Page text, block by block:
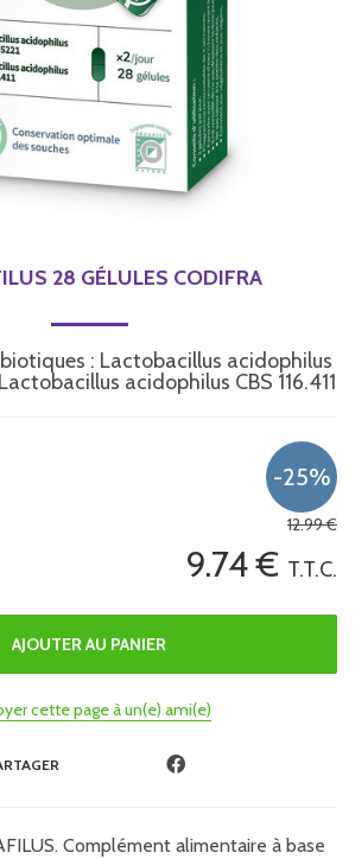
28 GÉLULES CODIFRA
: Lactobacillus acidophilus
acidophilus CBS 116.411
12.99€
9.74€ T.T.C.
cette page à un(e) ami(e)
Complément alimentaire à base